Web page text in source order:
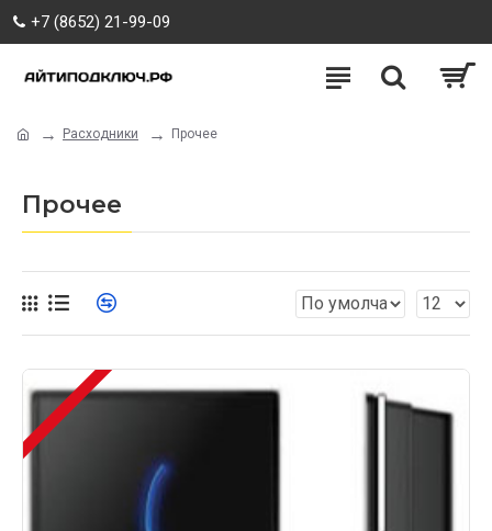
+7 (8652) 21-99-09
Расходники Прочее
Прочее